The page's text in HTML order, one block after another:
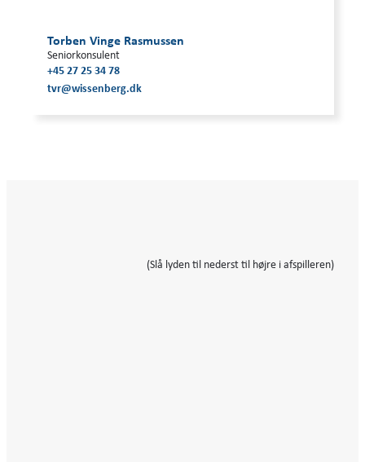
Torben Vinge Rasmussen
Seniorkonsulent
+45 27 25 34 78
tvr@wissenberg.dk
(Slå lyden til nederst til højre i afspilleren)